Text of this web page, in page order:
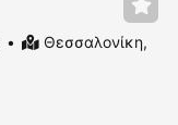
Θεσσαλονίκη,